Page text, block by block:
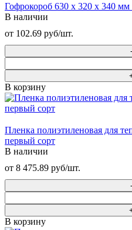
Гофрокороб 630 х 320 х 340
В наличии
от 102.69 руб/шт.
В корзину
Пленка полиэтиленовая для
первый сорт
В наличии
от 8 475.89 руб/шт.
В корзину